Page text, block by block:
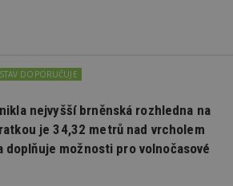
DOPORUČUJE
nejvyšší brněnská rozhledna na
je 34,32 metrů nad vrcholem
možnosti pro volnočasové